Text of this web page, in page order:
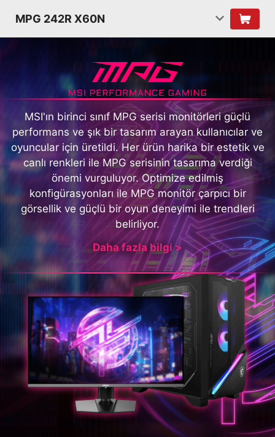
MPG 242R X60N
MSI'ın birinci sınıf MPG serisi monitörleri güçlü
performans ve şık bir tasarım arayan kullanıcılar ve
oyuncular için üretildi. Her ürün harika bir estetik ve
canlı renkleri ile MPG serisinin tasarıma verdiği
önemi vurguluyor. Optimize edilmiş
konfigürasyonları ile MPG monitör çarpıcı bir
görsellik ve güçlü bir oyun deneyimi ile trendleri
belirliyor.
Daha fazla bilgi >